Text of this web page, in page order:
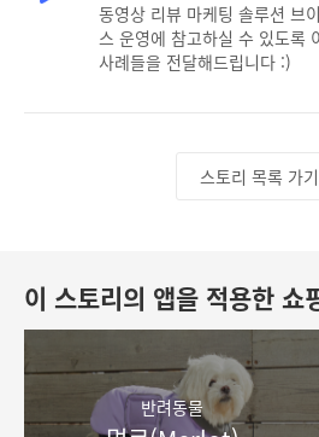
동영상 리뷰 마케팅 솔루션 브
스 운영에 참고하실 수 있도록
사례들을 전달해드립니다 :)
스토리 목록 가기
이 스토리의 앱을 적용한 쇼
반려동물